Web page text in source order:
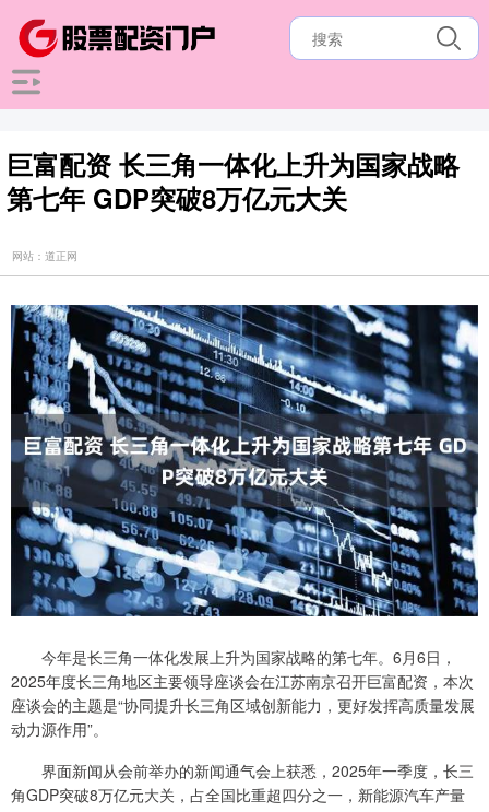
巨富配资 长三角一体化上升为国家战略
第七年 GDP突破8万亿元大关
网站：道正网
今年是长三角一体化发展上升为国家战略的第七年。6月6日，
2025年度长三角地区主要领导座谈会在江苏南京召开巨富配资，本次
座谈会的主题是“协同提升长三角区域创新能力，更好发挥高质量发展
动力源作用”。
界面新闻从会前举办的新闻通气会上获悉，2025年一季度，长三
角GDP突破8万亿元大关，占全国比重超四分之一，新能源汽车产量